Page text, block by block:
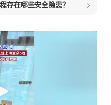
存在哪些安全隐患？